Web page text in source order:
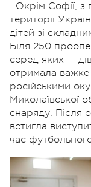
Окрім Софії, з
території
дітей зі
Біля 250
серед яких —
отримала важке
російськими
Миколаївської
снаряду. Після
встигла
час